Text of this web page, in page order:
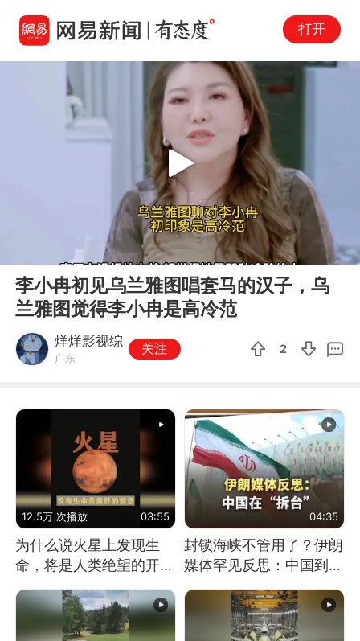
打开
01:01
Play
李小冉初见乌兰雅图唱套马的汉子，乌
兰雅图觉得李小冉是高冷范
烊烊影视综
广东
关注 2
12.5万 次播放 03:55
为什么说火星上发现生
命，将是人类绝望的开
始？
04:35
封锁海峡不管用了？伊朗
媒体罕见反思：中国到底
是不是在"拆台"